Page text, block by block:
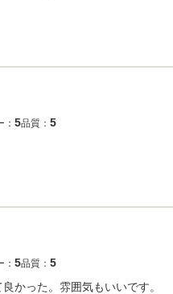
： 5品質： 5
： 5品質： 5
かった。雰囲気もいいです。